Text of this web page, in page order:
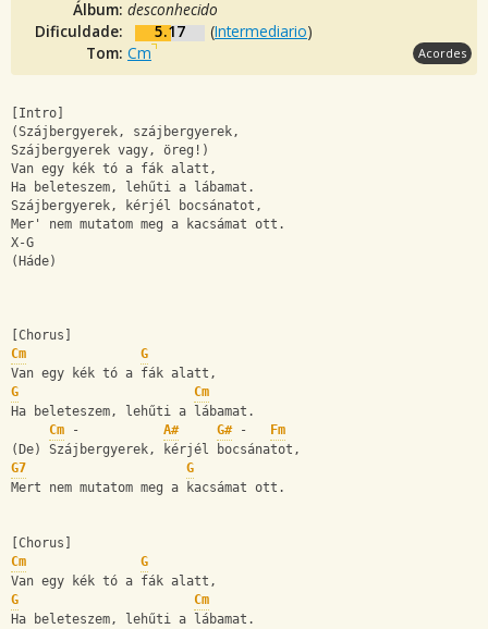
Álbum: desconhecido
Dificuldade:
5.17 (Intermediario)
Tom: Cm Acordes
[Intro]
(Szájbergyerek, szájbergyerek,
Szájbergyerek vagy, öreg!)
Van egy kék tó a fák alatt,
Ha beleteszem, lehűti a lábamat.
Szájbergyerek, kérjél bocsánatot,
Mer' nem mutatom meg a kacsámat ott.
X-G
(Háde)
[Chorus]
Cm
G
Van egy kék tó a fák alatt,
G
Cm
Ha beleteszem, lehűti a lábamat.
Cm - A# G# -
Fm
(De) Szájbergyerek, kérjél bocsánatot,
G7
G
Mert nem mutatom meg a kacsámat ott.
[Chorus]
Cm
G
Van egy kék tó a fák alatt,
G
Cm
Ha beleteszem, lehűti a lábamat.